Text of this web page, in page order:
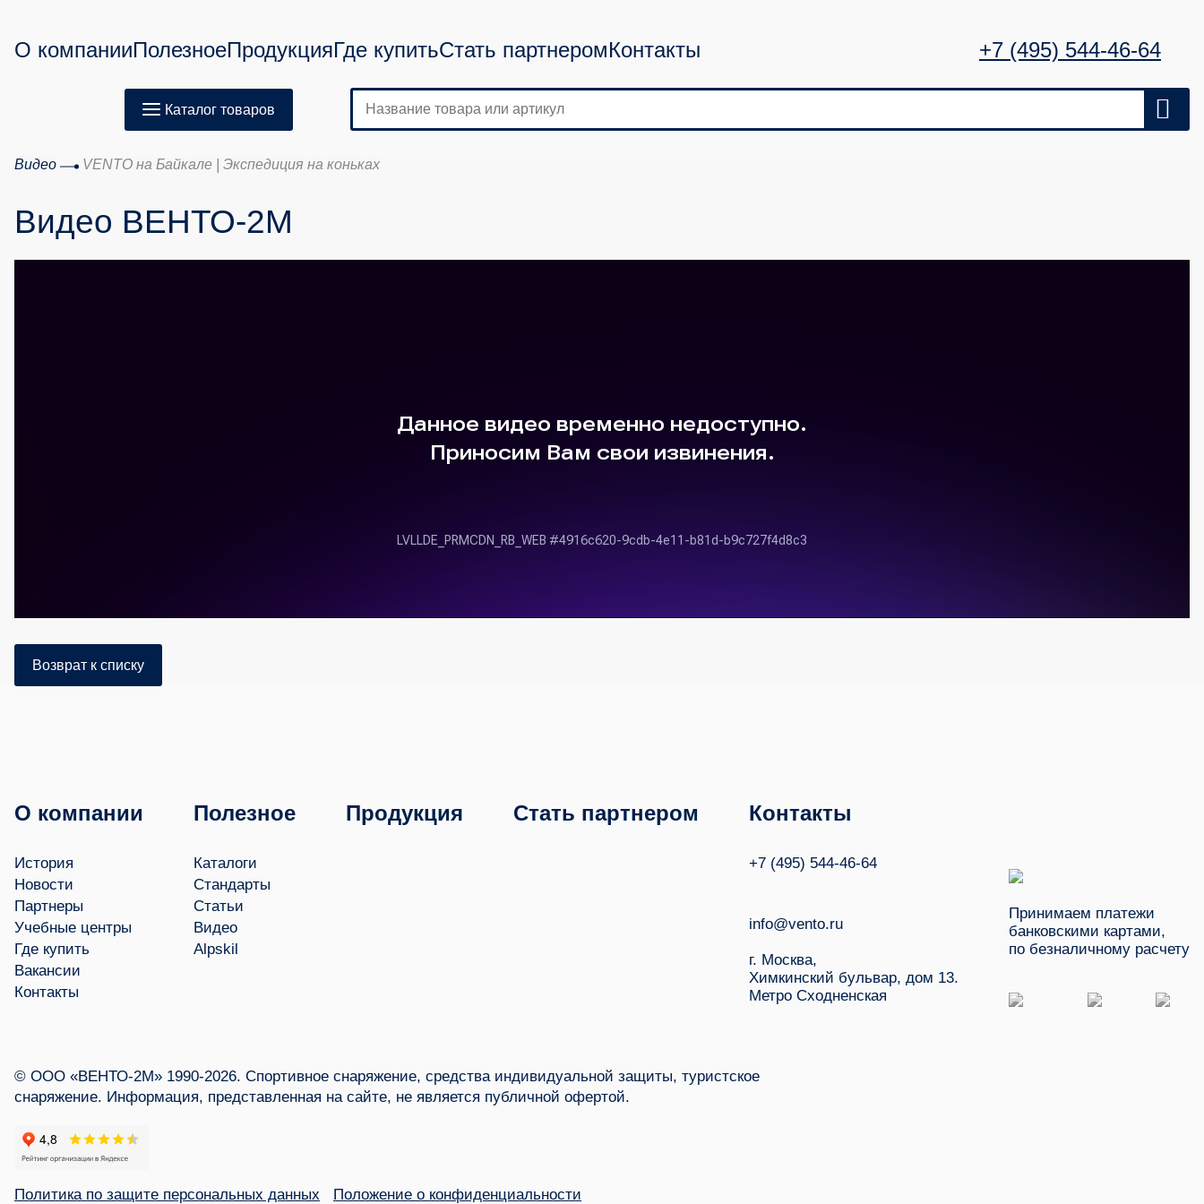
О компанииПолезноеПродукцияГде купитьСтать партнеромКонтакты +7 (495) 544-46-64
Каталог товаров
Видео VENTO на Байкале | Экспедиция на коньках
Видео ВЕНТО-2М
Возврат к списку
О компании
История
Новости
Партнеры
Учебные центры
Где купить
Вакансии
Контакты
Полезное
Каталоги
Стандарты
Статьи
Видео
Alpskil
Продукция Стать партнером Контакты
+7 (495) 544-46-64
info@vento.ru
г. Москва,
Химкинский бульвар, дом 13.
Метро Сходненская
Принимаем платежи
банковскими картами,
по безналичному расчету
© ООО «ВЕНТО-2М» 1990-2026. Спортивное снаряжение, средства индивидуальной защиты, туристское
снаряжение. Информация, представленная на сайте, не является публичной офертой.
Политика по защите персональных данных Положение о конфиденциальности